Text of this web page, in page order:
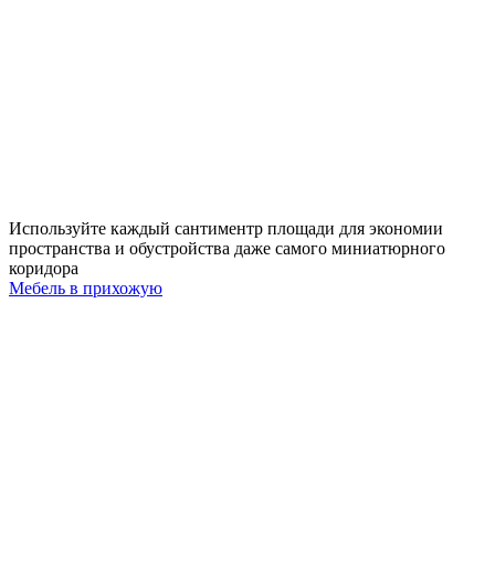
Используйте каждый сантиментр площади для экономии
пространства и обустройства даже самого миниатюрного
коридора
Мебель в прихожую